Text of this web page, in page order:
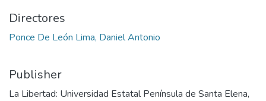
Directores
Ponce De León Lima, Daniel Antonio
Publisher
La Libertad: Universidad Estatal Península de Santa Elena,